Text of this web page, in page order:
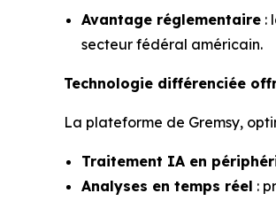
Avantage réglementaire :
secteur fédéral américain.
Technologie différenciée
La plateforme de Gremsy,
Traitement IA en
Analyses en temps réel :